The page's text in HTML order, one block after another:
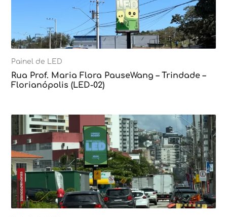
Painel de LED
Rua Prof. Maria Flora PauseWang – Trindade –
Florianópolis (LED-02)